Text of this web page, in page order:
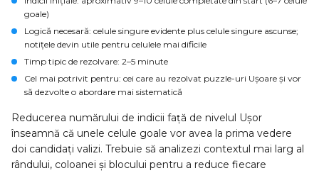
goale)
Logică necesară: celule singure evidente plus celule singure ascunse;
notițele devin utile pentru celulele mai dificile
Timp tipic de rezolvare: 2–5 minute
Cel mai potrivit pentru: cei care au rezolvat puzzle-uri Ușoare și vor
să dezvolte o abordare mai sistematică
Reducerea numărului de indicii față de nivelul Ușor
înseamnă că unele celule goale vor avea la prima vedere
doi candidați valizi. Trebuie să analizezi contextul mai larg al
rândului, coloanei și blocului pentru a reduce fiecare